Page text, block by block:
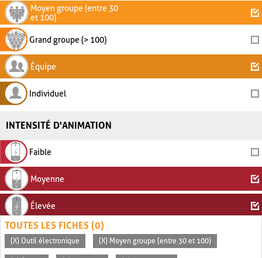
Moyen groupe (entre 30
et 100)
Grand groupe (> 100)
Équipe
Individuel
INTENSITÉ D'ANIMATION
Faible
Moyenne
Élevée
TOUTES LES FICHES (0)
(X) Outil électronique (X) Moyen groupe (entre 30 et 100)